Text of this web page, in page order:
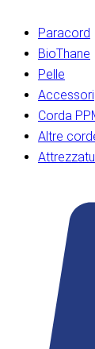
Paracord
BioThane
Pelle
Accessori
Corda
Altre